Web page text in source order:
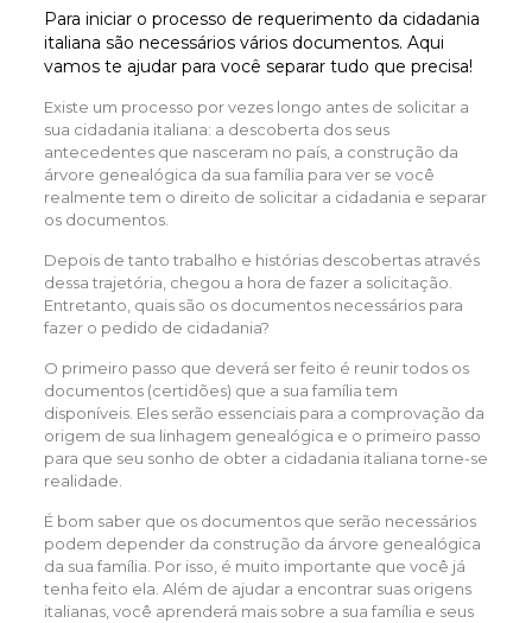
Para iniciar o processo de requerimento da cidadania
italiana são necessários vários documentos. Aqui
vamos te ajudar para você separar tudo que precisa!
Existe um processo por vezes longo antes de solicitar a
sua cidadania italiana: a descoberta dos seus
antecedentes que nasceram no país, a construção da
árvore genealógica da sua família para ver se você
realmente tem o direito de solicitar a cidadania e separar
os documentos.
Depois de tanto trabalho e histórias descobertas através
dessa trajetória, chegou a hora de fazer a solicitação.
Entretanto, quais são os documentos necessários para
fazer o pedido de cidadania?
O primeiro passo que deverá ser feito é reunir todos os
documentos (certidões) que a sua família tem
disponíveis. Eles serão essenciais para a comprovação da
origem de sua linhagem genealógica e o primeiro passo
para que seu sonho de obter a cidadania italiana torne-se
realidade.
É bom saber que os documentos que serão necessários
podem depender da construção da árvore genealógica
da sua família. Por isso, é muito importante que você já
tenha feito ela. Além de ajudar a encontrar suas origens
italianas, você aprenderá mais sobre a sua família e seus